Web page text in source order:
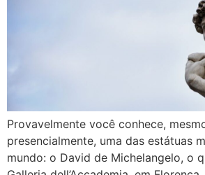
Provavelmente você conhece,
presencialmente, uma das estátuas
mundo: o David de Michelangelo, o